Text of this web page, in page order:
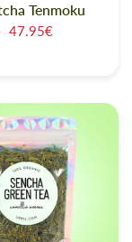
Tenmoku
47.95€